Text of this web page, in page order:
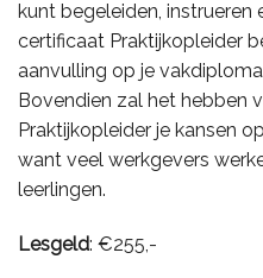
kunt begeleiden, instrueren
certificaat Praktijkopleider
aanvulling op je
Bovendien zal het hebben
Praktijkopleider je kansen
want veel werkgevers
leerlingen.
Lesgeld: €255,-